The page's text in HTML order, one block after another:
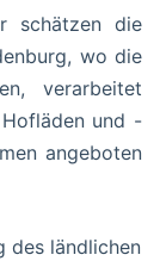
schätzen die
wo die
verarbeitet
und -
angeboten
des ländlichen